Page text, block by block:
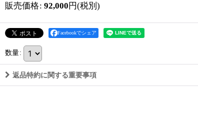
販売価格: 92,000 円(税別)
Facebookでシェア
数量:
返品特約に関する重要事項